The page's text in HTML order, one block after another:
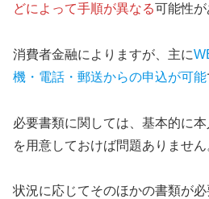
どによって手順が異なる可能性が
消費者金融によりますが、主に
機・電話・郵送からの申込が可能
必要書類に関しては、基本的に
を用意しておけば問題ありません
状況に応じてそのほかの書類が